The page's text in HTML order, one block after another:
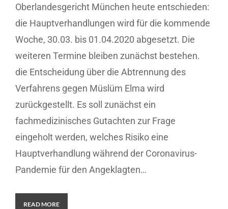
Oberlandesgericht München heute entschieden:
die Hauptverhandlungen wird für die kommende
Woche, 30.03. bis 01.04.2020 abgesetzt. Die
weiteren Termine bleiben zunächst bestehen.
die Entscheidung über die Abtrennung des
Verfahrens gegen Müslüm Elma wird
zurückgestellt. Es soll zunächst ein
fachmedizinisches Gutachten zur Frage
eingeholt werden, welches Risiko eine
Hauptverhandlung während der Coronavirus-
Pandemie für den Angeklagten…
READ MORE